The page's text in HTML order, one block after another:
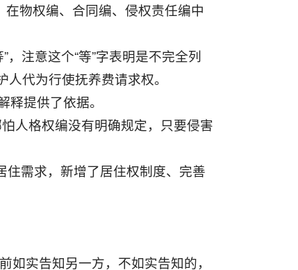
物权编、合同编、侵权责任编中
注意这个“等”字表明是不完全列
代为行使抚养费请求权。
提供了依据。
人格权编没有明确规定，只要侵害
住需求，新增了居住权制度、完善
实告知另一方，不如实告知的，